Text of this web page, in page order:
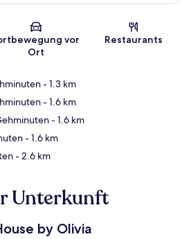
Karte
vor
Ort
Restaurants
- 1.3 km
- 1.6 km
- 1.6 km
- 1.6 km
- 2.6 km
Unterkunft
by Olivia